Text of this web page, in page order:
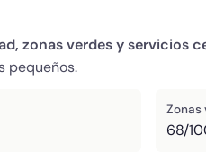
zonas verdes y servicios
pequeños.
Zonas
68/